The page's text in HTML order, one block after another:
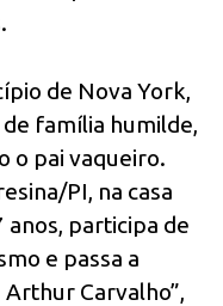
de Nova York,
família humilde,
o pai vaqueiro.
PI, na casa
anos, participa de
e passa a
Carvalho”,